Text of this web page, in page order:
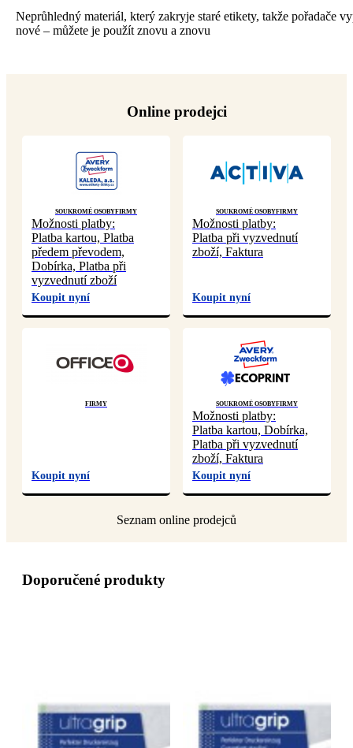
Neprůhledný materiál, který zakryje staré etikety, takže pořadače
nové – můžete je použít znovu a znovu
Online prodejci
Soukromé osobyFirmy
Možnosti platby:
Platba kartou, Platba
předem převodem,
Dobírka, Platba při
vyzvednutí zboží
Koupit nyní
Soukromé osobyFirmy
Možnosti platby:
Platba při vyzvednutí
zboží, Faktura
Koupit nyní
Firmy
Koupit nyní
Soukromé osobyFirmy
Možnosti platby:
Platba kartou, Dobírka,
Platba při vyzvednutí
zboží, Faktura
Koupit nyní
Doporučené produkty